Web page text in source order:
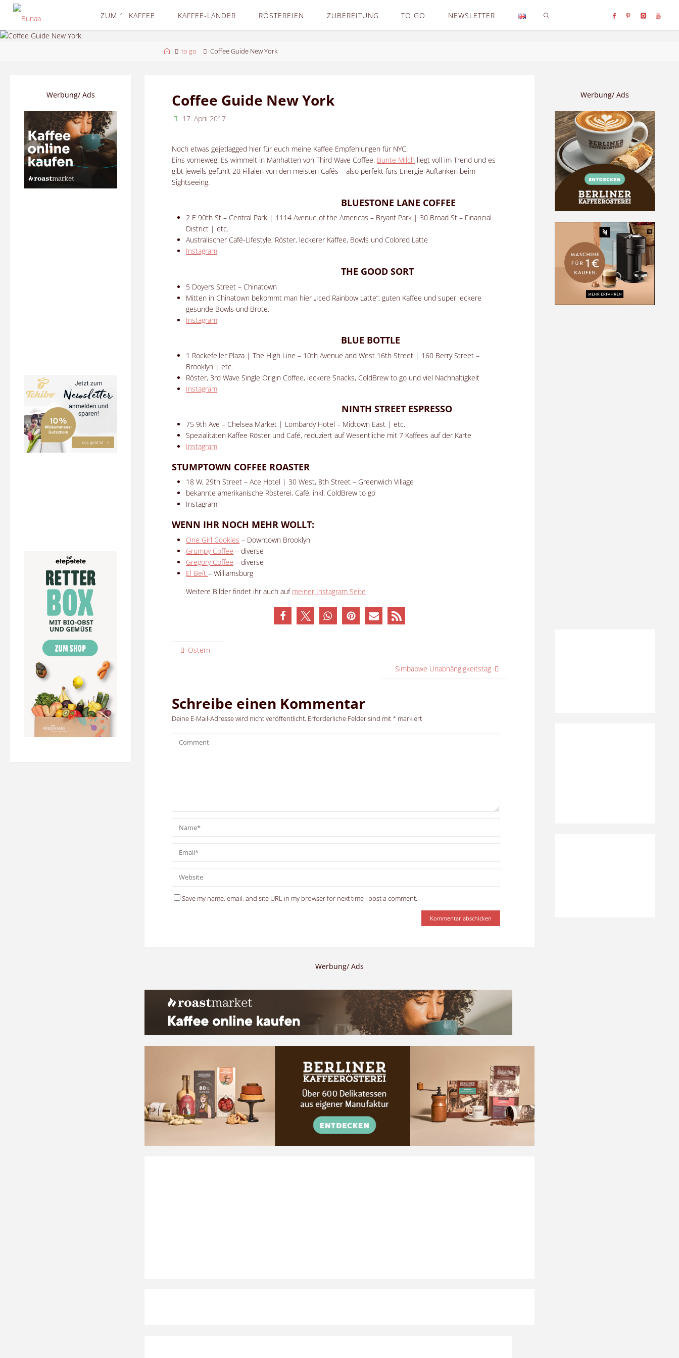
ZUM 1. KAFFEE KAFFEE-LÄNDER RÖSTEREIEN ZUBEREITUNG TO GO NEWSLETTER
Hometo go Coffee Guide New York
Coffee Guide New York
17. April 2017
Noch etwas gejetlagged hier für euch meine Kaffee Empfehlungen für NYC.
Eins vorneweg: Es wimmelt in Manhatten von Third Wave Coffee. Bunte Milch liegt voll im Trend und es
gibt jeweils gefühlt 20 Filialen von den meisten Cafés – also perfekt fürs Energie-Auftanken beim
Sightseeing.
BLUESTONE LANE COFFEE
2 E 90th St – Central Park | 1114 Avenue of the Americas – Bryant Park | 30 Broad St – Financial
District | etc.
Australischer Café-Lifestyle, Röster, leckerer Kaffee, Bowls und Colored Latte
Instagram
THE GOOD SORT
5 Doyers Street – Chinatown
Mitten in Chinatown bekommt man hier „Iced Rainbow Latte“, guten Kaffee und super leckere
gesunde Bowls und Brote.
Instagram
BLUE BOTTLE
1 Rockefeller Plaza | The High Line – 10th Avenue and West 16th Street | 160 Berry Street –
Brooklyn | etc.
Röster, 3rd Wave Single Origin Coffee, leckere Snacks, ColdBrew to go und viel Nachhaltigkeit
Instagram
NINTH STREET ESPRESSO
75 9th Ave – Chelsea Market | Lombardy Hotel – Midtown East | etc.
Spezialitäten Kaffee Röster und Café, reduziert auf Wesentliche mit 7 Kaffees auf der Karte
Instagram
STUMPTOWN COFFEE ROASTER
18 W, 29th Street – Ace Hotel | 30 West, 8th Street – Greenwich Village
bekannte amerikanische Rösterei, Café, inkl. ColdBrew to go
Instagram
WENN IHR NOCH MEHR WOLLT:
One Girl Cookies – Downtown Brooklyn
Grumpy Coffee – diverse
Gregory Coffee – diverse
El Beít– Williamsburg
Weitere Bilder findet ihr auch auf meiner Instagram Seite
Ostern
Simbabwe Unabhängigkeitstag
Schreibe einen Kommentar
Deine E-Mail-Adresse wird nicht veröffentlicht. Erforderliche Felder sind mit * markiert
Save my name, email, and site URL in my browser for next time I post a comment.
Werbung/ Ads
Werbung/ Ads Werbung/ Ads